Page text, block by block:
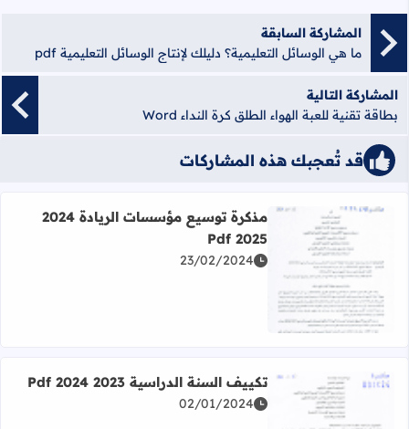
المشاركة السابقة
ما هي الوسائل التعليمية؟ دليلك لإنتاج الوسائل التعليمية pdf
المشاركة التالية
بطاقة تقنية للعبة الهواء الطلق كرة النداء Word
قد تُعجبك هذه المشاركات
اقرأ المزيد عن مذكرة توسيع مؤسسات الريادة 2024 2025 Pdf
مذكرة توسيع مؤسسات الريادة 2024
2025 Pdf
23/02/2024
تكييف السنة الدراسية 2023 2024 Pdf
02/01/2024